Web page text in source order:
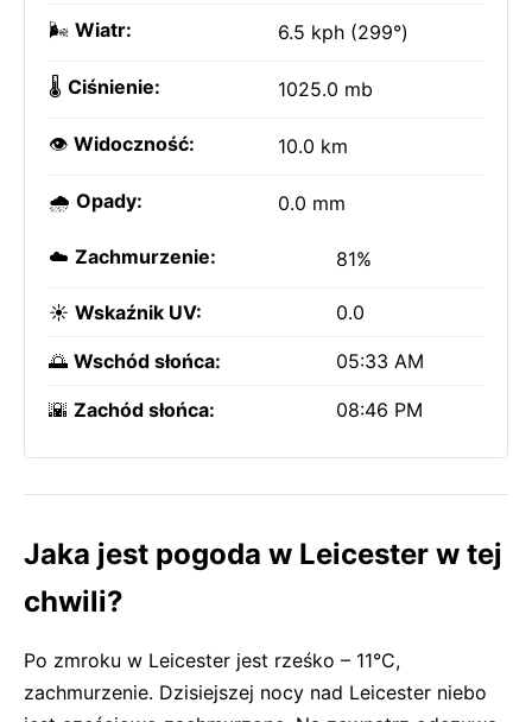
🌬️ Wiatr: 6.5 kph (299°)
🌡️ Ciśnienie: 1025.0 mb
👁️ Widoczność: 10.0 km
🌧️ Opady: 0.0 mm
☁️ Zachmurzenie: 81%
☀️ Wskaźnik UV: 0.0
🌅 Wschód słońca: 05:33 AM
🌇 Zachód słońca: 08:46 PM
Jaka jest pogoda w Leicester w tej
chwili?
Po zmroku w Leicester jest rześko – 11°C,
zachmurzenie. Dzisiejszej nocy nad Leicester niebo